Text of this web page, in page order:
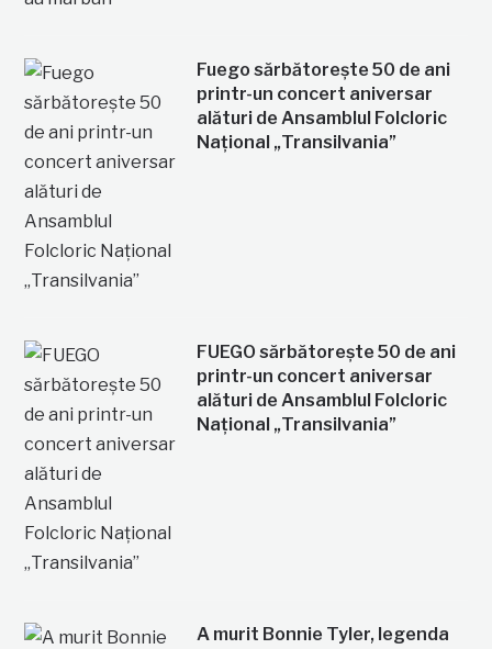
Fuego sărbătorește 50 de ani
printr-un concert aniversar
alături de Ansamblul Folcloric
Național „Transilvania”
FUEGO sărbătorește 50 de ani
printr-un concert aniversar
alături de Ansamblul Folcloric
Național „Transilvania”
A murit Bonnie Tyler, legenda